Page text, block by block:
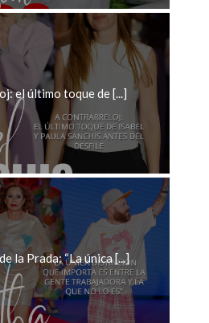
el último toque de [...]
la Prada: “La única [...]